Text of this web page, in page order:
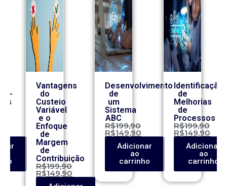
Vantagens
do
Custeio
Variável
e o
Enfoque
de
Margem
de
Contribuição
R$199,90
R$149,90
Desenvolvimento
de
um
Sistema
ABC
R$199,90
R$149,90
Adicionar
ao
carrinho
Identificação
de
Melhorias
de
Processos
R$199,90
R$149,90
Adicionar
ao
carrinho